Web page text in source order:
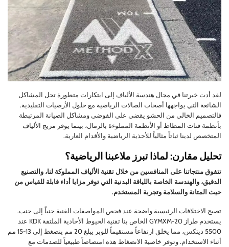
لقد أدت خبرتنا في مجال هندسة الألياف إلى ابتكارات متطورة تحل المشاكل
الشائعة التي يواجهها أصحاب الصالات الرياضية مع حلول الأرضيات التقليدية.
فالتصميم الخالي من الحشو يقضي على الفوضى ومشاكل الصيانة المرتبطة
بأنظمة فتات المطاط أو الأنظمة المملوءة بالرمال، بينما يوفر مزيج الألياف
المتخصص لدينا ثباتاً مثالياً للأحذية الرياضية والأقدام العارية.
تحليل مقارن: لماذا تبرز ملاعبنا الرياضية؟
تتفوق منتجاتنا على المنافسين من خلال تقنية الألياف المملوكة لنا، والتصنيع
الدقيق، والهندسة الخاصة باللياقة البدنية التي توفر مزايا أداء قابلة للقياس من
حيث المتانة والسلامة وتجربة المستخدم.
تصبح الاختلافات الرئيسية واضحة عند فحص المواصفات الفنية جنباً إلى جنب.
يستخدم طراز GYMXM-20 الخاص بنا تقنية الخيوط الأحادية الملتفة KDK عند
5500 ديتكس، مما يخلق ارتفاعاً مستقيماً للوبر يبلغ 20 مم ينضغط إلى 13-15 مم
أثناء الاستخدام. وتوفر خاصية الانضغاط هذه امتصاصاً طبيعياً للصدمات مع